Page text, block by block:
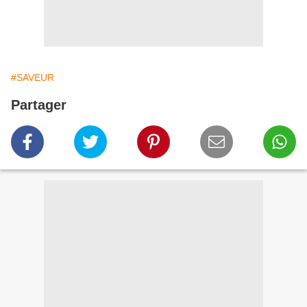
#SAVEUR
Partager